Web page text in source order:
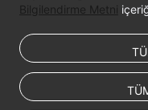
Bilgilendirme Metni